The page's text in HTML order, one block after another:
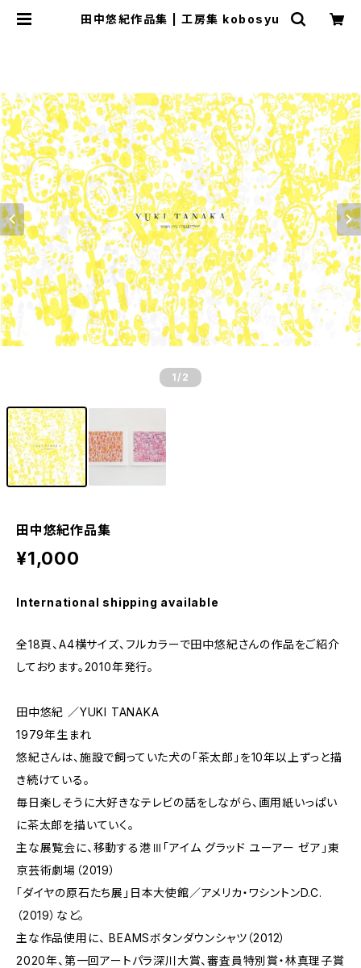
田中悠紀作品集 | 工房集 kobosyu
1 /2
田中悠紀作品集
¥1,000
International shipping available
全18頁、A4横サイズ、フルカラーで田中悠紀さんの作品をご紹介
しております。2010年発行。
田中悠紀 ／YUKI TANAKA
1979年生まれ
悠紀さんは、施設で飼っていた犬の「茶太郎」を10年以上ずっと描
き続けている。
毎日楽しそうに大好きなテレビの話をしながら、画用紙いっぱい
に茶太郎を描いていく。
主な展覧会に、移動する港Ⅲ「アイム グラッド ユーアー ゼア」東
京芸術劇場（2019）
「ダイヤの原石たち展」日本大使館／アメリカ・ワシントンD.C.
（2019）など。
主な作品使用に、 BEAMSボタンダウンシャツ（2012）
2020年、第一回アートパラ深川大賞、審査員特別賞・林真理子賞